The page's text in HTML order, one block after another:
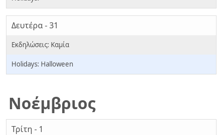
Δευτέρα - 31
Halloween
Νοέμβριος
Τρίτη - 1